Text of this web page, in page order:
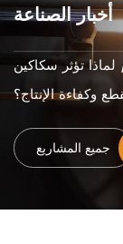
أخبار الصناعة
لماذا تؤثر سكاكين
وكفاءة الإنتاج؟
المشاريع